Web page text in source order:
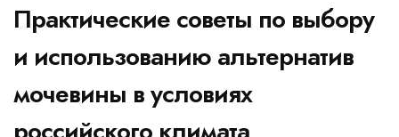
Практические советы по выбору
и использованию альтернатив
мочевины в условиях